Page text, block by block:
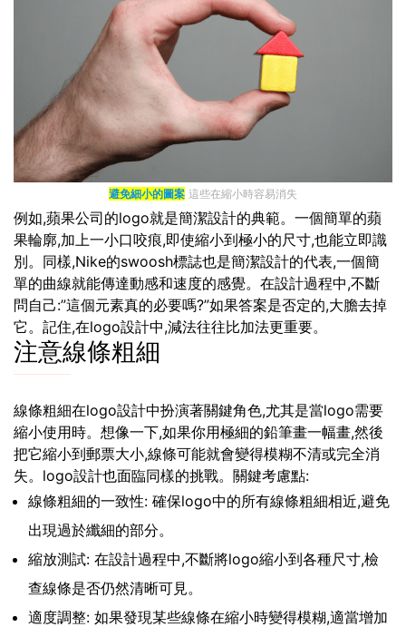
避免細小的圖案 這些在縮小時容易消失
例如,蘋果公司的logo就是簡潔設計的典範。一個簡單的蘋
果輪廓,加上一小口咬痕,即使縮小到極小的尺寸,也能立即識
別。同樣,Nike的swoosh標誌也是簡潔設計的代表,一個簡
單的曲線就能傳達動感和速度的感覺。在設計過程中,不斷
問自己:”這個元素真的必要嗎?”如果答案是否定的,大膽去掉
它。記住,在logo設計中,減法往往比加法更重要。
注意線條粗細
線條粗細在logo設計中扮演著關鍵角色,尤其是當logo需要
縮小使用時。想像一下,如果你用極細的鉛筆畫一幅畫,然後
把它縮小到郵票大小,線條可能就會變得模糊不清或完全消
失。logo設計也面臨同樣的挑戰。關鍵考慮點:
線條粗細的一致性: 確保logo中的所有線條粗細相近,避免
出現過於纖細的部分。
縮放測試: 在設計過程中,不斷將logo縮小到各種尺寸,檢
查線條是否仍然清晰可見。
適度調整: 如果發現某些線條在縮小時變得模糊,適當增加